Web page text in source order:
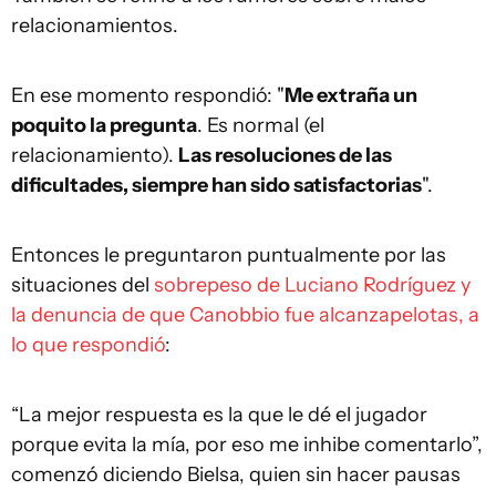
relacionamientos.
En ese momento respondió: "Me extraña un
poquito la pregunta. Es normal (el
relacionamiento). Las resoluciones de las
dificultades, siempre han sido satisfactorias".
Entonces le preguntaron puntualmente por las
situaciones del sobrepeso de Luciano Rodríguez y
la denuncia de que Canobbio fue alcanzapelotas, a
lo que respondió:
“La mejor respuesta es la que le dé el jugador
porque evita la mía, por eso me inhibe comentarlo”,
comenzó diciendo Bielsa, quien sin hacer pausas